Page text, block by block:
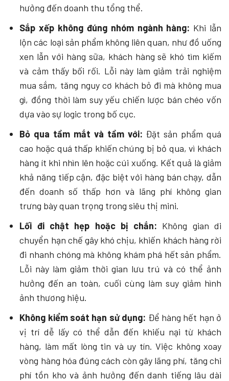
hưởng đến doanh thu tổng thể.
Sắp xếp không đúng nhóm ngành hàng: Khi lẫn
lộn các loại sản phẩm không liên quan, như đồ uống
xen lẫn với hàng sữa, khách hàng sẽ khó tìm kiếm
và cảm thấy bối rối. Lỗi này làm giảm trải nghiệm
mua sắm, tăng nguy cơ khách bỏ đi mà không mua
gì, đồng thời làm suy yếu chiến lược bán chéo vốn
dựa vào sự logic trong bố cục.
Bỏ qua tầm mắt và tầm với: Đặt sản phẩm quá
cao hoặc quá thấp khiến chúng bị bỏ qua, vì khách
hàng ít khi nhìn lên hoặc cúi xuống. Kết quả là giảm
khả năng tiếp cận, đặc biệt với hàng bán chạy, dẫn
đến doanh số thấp hơn và lãng phí không gian
trưng bày quan trọng trong siêu thị mini.
Lối đi chật hẹp hoặc bị chắn: Không gian di
chuyển hạn chế gây khó chịu, khiến khách hàng rời
đi nhanh chóng mà không khám phá hết sản phẩm.
Lỗi này làm giảm thời gian lưu trú và có thể ảnh
hưởng đến an toàn, cuối cùng làm suy giảm hình
ảnh thương hiệu.
Không kiểm soát hạn sử dụng: Để hàng hết hạn ở
vị trí dễ lấy có thể dẫn đến khiếu nại từ khách
hàng, làm mất lòng tin và uy tín. Việc không xoay
vòng hàng hóa đúng cách còn gây lãng phí, tăng chi
phí tồn kho và ảnh hưởng đến danh tiếng lâu dài